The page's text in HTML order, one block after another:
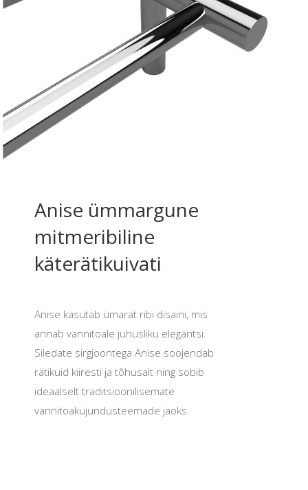
Anise ümmargune
mitmeribiline
käterätikuivati
Anise kasutab ümarat ribi disaini, mis
annab vannitoale juhusliku elegantsi.
Siledate sirgjoontega Anise soojendab
rätikuid kiiresti ja tõhusalt ning sobib
ideaalselt traditsioonilisemate
vannitoakujundusteemade jaoks.